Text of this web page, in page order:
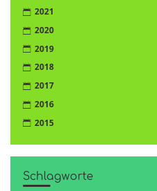
2021
2020
2019
2018
2017
2016
2015
Schlagworte